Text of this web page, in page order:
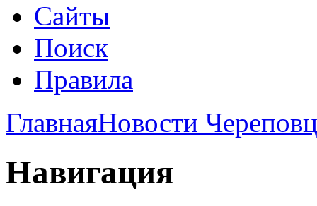
Сайты
Поиск
Правила
ГлавнаяНовости
Навигация